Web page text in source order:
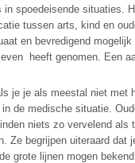
spoedeisende situaties.
tussen arts, kind en
en bevredigend
heeft genomen. Een
je je als meestal niet met
de medische situatie.
niets zo vervelend als
Ze begrijpen uiteraard dat
grote lijnen mogen